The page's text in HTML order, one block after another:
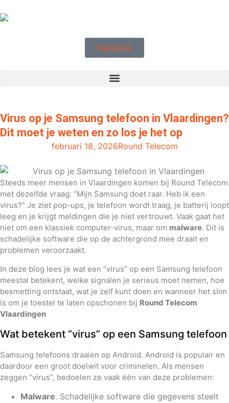
Reparatie
Virus op je Samsung telefoon in Vlaardingen?
Dit moet je weten en zo los je het op
februari 18, 2026Round Telecom
Steeds meer mensen in Vlaardingen komen bij Round Telecom
met dezelfde vraag: “Mijn Samsung doet raar. Heb ik een
virus?” Je ziet pop-ups, je telefoon wordt traag, je batterij loopt
leeg en je krijgt meldingen die je niet vertrouwt. Vaak gaat het
niet om een klassiek computer-virus, maar om malware. Dit is
schadelijke software die op de achtergrond mee draait en
problemen veroorzaakt.
In deze blog lees je wat een “virus” op een Samsung telefoon
meestal betekent, welke signalen je serieus moet nemen, hoe
besmetting ontstaat, wat je zelf kunt doen en wanneer het slim
is om je toestel te laten opschonen bij Round Telecom
Vlaardingen
Wat betekent “virus” op een Samsung telefoon
Samsung telefoons draaien op Android. Android is populair en
daardoor een groot doelwit voor criminelen. Als mensen
zeggen “virus”, bedoelen ze vaak één van deze problemen:
Malware. Schadelijke software die gegevens steelt